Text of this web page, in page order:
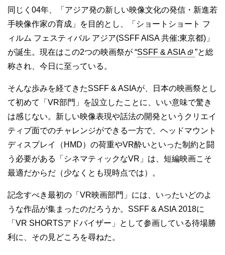
同じく04年、「アジア発の新しい映像文化の発信・新進若
手映像作家の育成」を目的とし、「ショートショート フ
ィルム フェスティバル アジア(SSFF AISA 共催:東京都)」
が誕生。現在はこの2つの映画祭が “SSFF & ASIA
”と総
称され、今日に至っている。
そんな歩みを経てきたSSFF & ASIAが、日本の映画祭とし
て初めて「VR部門」を設立したことに、いい意味で驚き
は感じない。新しい映像表現や話法の開発というクリエイ
ティブ面でのチャレンジができる一方で、ヘッドマウント
ディスプレイ（HMD）の荷重やVR酔いといった制約と闘
う必要がある「シネマティックなVR」は、短編映画こそ
最適だからだ（少なくとも現時点では）。
記念すべき最初の「VR映画部門」には、いったいどのよ
うな作品が集まったのだろうか。SSFF & ASIA 2018に
「VR SHORTSアドバイザー」として参画している待場勝
利に、その見どころを尋ねた。